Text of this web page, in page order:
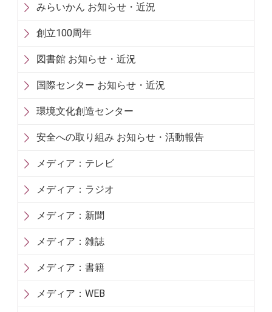
みらいかん お知らせ・近況
創立100周年
図書館 お知らせ・近況
国際センター お知らせ・近況
環境文化創造センター
安全への取り組み お知らせ・活動報告
メディア：テレビ
メディア：ラジオ
メディア：新聞
メディア：雑誌
メディア：書籍
メディア：WEB